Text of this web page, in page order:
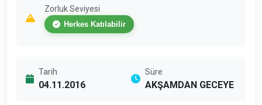
Zorluk Seviyesi
Herkes Katılabilir
Tarih
04.11.2016
Süre
AKŞAMDAN GECEYE